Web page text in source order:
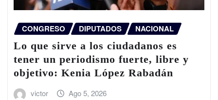
CONGRESO DIPUTADOS NACIONAL
Lo que sirve a los ciudadanos es
tener un periodismo fuerte, libre y
objetivo: Kenia López Rabadán
victor Ago 5, 2026